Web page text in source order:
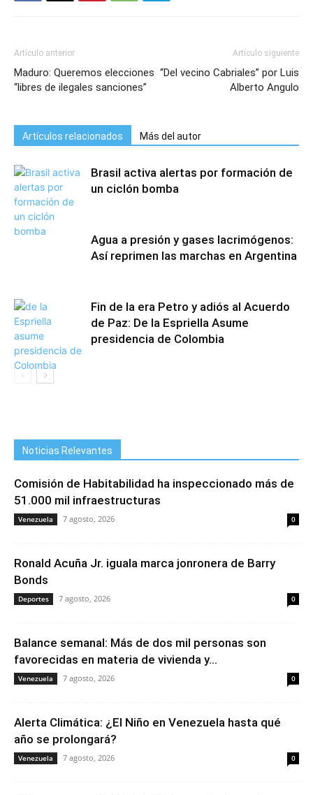
Artículo anterior
Maduro: Queremos elecciones
“libres de ilegales sanciones”
Artículo siguiente
“Del vecino Cabriales” por Luis
Alberto Angulo
Artículos relacionados Más del autor
Brasil activa alertas por formación de
un ciclón bomba
Agua a presión y gases lacrimógenos:
Así reprimen las marchas en Argentina
Fin de la era Petro y adiós al Acuerdo
de Paz: De la Espriella Asume
presidencia de Colombia
Noticias Relevantes
Comisión de Habitabilidad ha inspeccionado más de
51.000 mil infraestructuras
Venezuela 7 agosto, 2026 0
Ronald Acuña Jr. iguala marca jonronera de Barry
Bonds
Deportes 7 agosto, 2026 0
Balance semanal: Más de dos mil personas son
favorecidas en materia de vivienda y...
Venezuela 7 agosto, 2026 0
Alerta Climática: ¿El Niño en Venezuela hasta qué
año se prolongará?
Venezuela 7 agosto, 2026 0